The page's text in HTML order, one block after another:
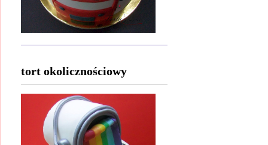
tort okolicznościowy